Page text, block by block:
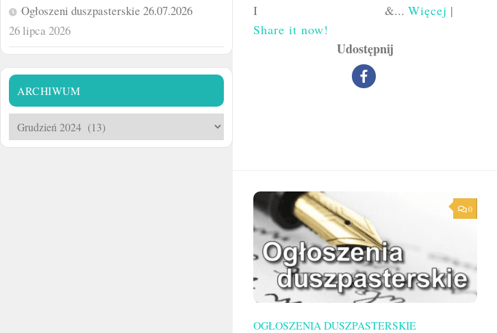
I &... Więcej |
Share it now!
Udostępnij
0
OGŁOSZENIA DUSZPASTERSKIE
Ogłoszeni duszpasterskie 26.07.2026
26 lipca 2026
ARCHIWUM
Archiwum